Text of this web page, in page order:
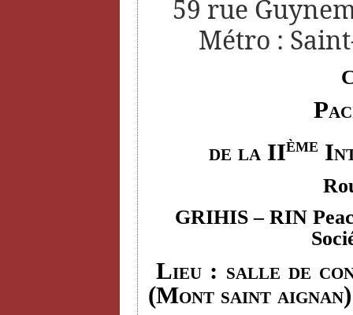
59 rue
Métro :
de la IIème
GRIHIS – RIN
Lieu : salle de
(Mont saint aignan)